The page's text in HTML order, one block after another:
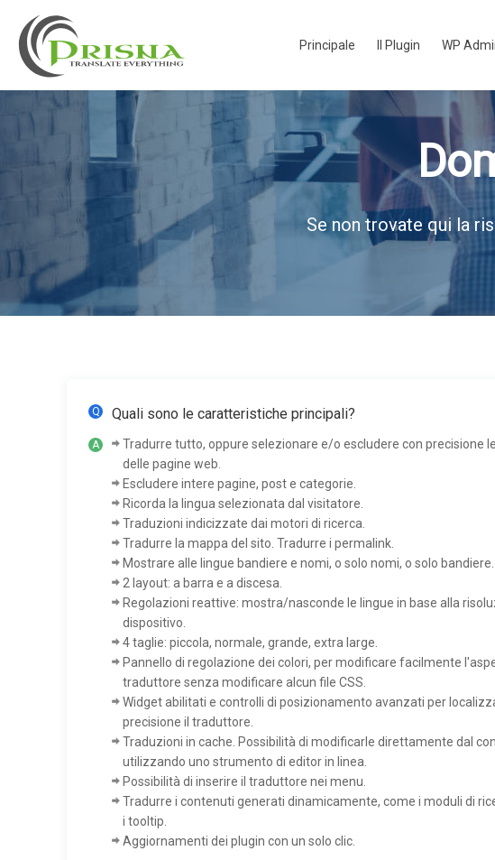
Principale Il Plugin WP
Se non trovate qui la
Quali sono le caratteristiche principali?
Tradurre tutto, oppure selezionare e/o escludere con precisione
delle pagine web.
Escludere intere pagine, post e categorie.
Ricorda la lingua selezionata dal visitatore.
Traduzioni indicizzate dai motori di ricerca.
Tradurre la mappa del sito. Tradurre i permalink.
Mostrare alle lingue bandiere e nomi, o solo nomi, o solo bandiere.
2 layout: a barra e a discesa.
Regolazioni reattive: mostra/nasconde le lingue in base alla
dispositivo.
4 taglie: piccola, normale, grande, extra large.
Pannello di regolazione dei colori, per modificare facilmente
traduttore senza modificare alcun file CSS.
Widget abilitati e controlli di posizionamento avanzati per
precisione il traduttore.
Traduzioni in cache. Possibilità di modificarle direttamente dal
utilizzando uno strumento di editor in linea.
Possibilità di inserire il traduttore nei menu.
Tradurre i contenuti generati dinamicamente, come i moduli di
i tooltip.
Aggiornamenti dei plugin con un solo clic.